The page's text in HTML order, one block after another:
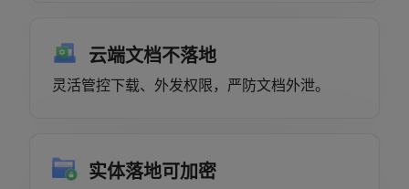
云端文档不落地
灵活管控下载、外发权限，严防文档外泄。
实体落地可加密